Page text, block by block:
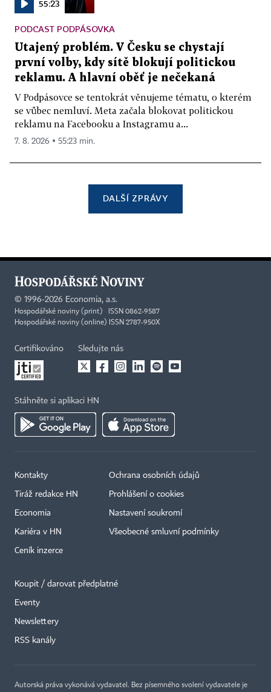
55:23
PODCAST PODPÁSOVKA
Utajený problém. V Česku se chystají
první volby, kdy sítě blokují politickou
reklamu. A hlavní oběť je nečekaná
V Podpásovce se tentokrát věnujeme tématu, o kterém
se vůbec nemluví. Meta začala blokovat politickou
reklamu na Facebooku a Instagramu a...
7. 8. 2026 ▪ 55:23 min.
DALŠÍ ZPRÁVY
© 1996-2026 Economia, a.s.
Hospodářské noviny (print) ISSN 0862-9587
Hospodářské noviny (online) ISSN 2787-950X
Certifikováno Sledujte nás
Stáhněte si aplikaci HN
Kontakty
Tiráž redakce HN
Economia
Kariéra v HN
Ceník inzerce
Ochrana osobních údajů
Prohlášení o cookies
Nastavení soukromí
Všeobecné smluvní podmínky
Koupit / darovat předplatné
Eventy
Newslettery
RSS kanály
Autorská práva vykonává vydavatel. Bez písemného svolení vydavatele je